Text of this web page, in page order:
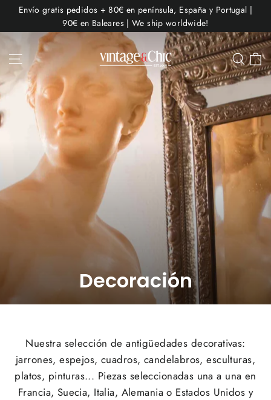
al
contenido
Envío gratis pedidos + 80€ en península, España y Portugal |
90€ en Baleares | We ship worldwide!
Navegación
Decoración
Nuestra selección de antigüedades decorativas:
jarrones, espejos, cuadros, candelabros, esculturas,
platos, pinturas... Piezas seleccionadas una a una en
Francia, Suecia, Italia, Alemania o Estados Unidos y